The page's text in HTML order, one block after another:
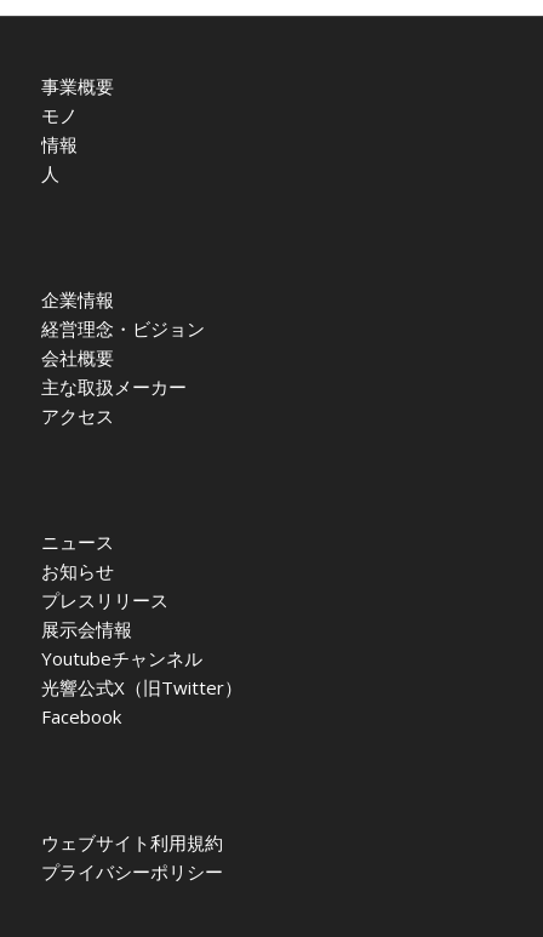
事業概要
モノ
情報
人
企業情報
経営理念・ビジョン
会社概要
主な取扱メーカー
アクセス
ニュース
お知らせ
プレスリリース
展示会情報
Youtubeチャンネル
光響公式X（旧Twitter）
Facebook
ウェブサイト利用規約
プライバシーポリシー